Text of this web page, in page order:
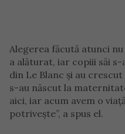
Alegerea făcută atunci
a alăturat, iar copiii săi
din Le Blanc și au
s-au născut la
aici, iar acum avem o
potrivește”, a spus el.